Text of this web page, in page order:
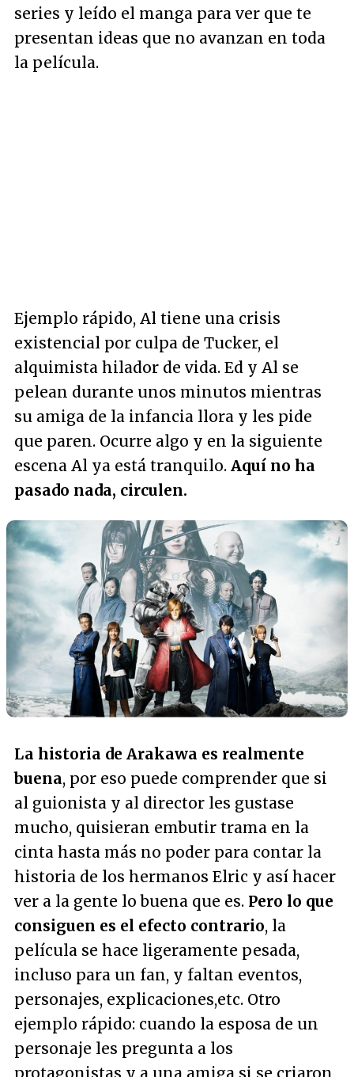
series y leído el manga para ver que te
presentan ideas que no avanzan en toda
la película.
Ejemplo rápido, Al tiene una crisis
existencial por culpa de Tucker, el
alquimista hilador de vida. Ed y Al se
pelean durante unos minutos mientras
su amiga de la infancia llora y les pide
que paren. Ocurre algo y en la siguiente
escena Al ya está tranquilo. Aquí no ha
pasado nada, circulen.
La historia de Arakawa es realmente
buena, por eso puede comprender que si
al guionista y al director les gustase
mucho, quisieran embutir trama en la
cinta hasta más no poder para contar la
historia de los hermanos Elric y así hacer
ver a la gente lo buena que es. Pero lo que
consiguen es el efecto contrario, la
película se hace ligeramente pesada,
incluso para un fan, y faltan eventos,
personajes, explicaciones,etc. Otro
ejemplo rápido: cuando la esposa de un
personaje les pregunta a los